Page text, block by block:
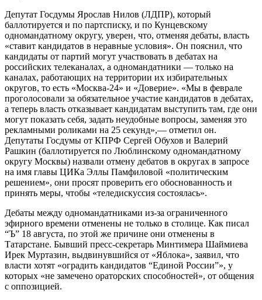
Депутат Госдумы Ярослав Нилов (ЛДПР), который
баллотируется и по партсписку, и по Кунцевскому
одномандатному округу, уверен, что, отменяя дебаты, власть
«ставит кандидатов в неравные условия». Он пояснил, что
кандидаты от партий могут участвовать в дебатах на
российских телеканалах, а одномандатники — только на
каналах, работающих на территории их избирательных
округов, то есть «Москва-24» и «Доверие». «Мы в феврале
проголосовали за обязательное участие кандидатов в дебатах,
а теперь власть отказывает кандидатам выступить там, где они
могут показать себя, задать неудобные вопросы, заменяя это
рекламными роликами на 25 секунд»,— отметил он.
Депутаты Госдумы от КПРФ Сергей Обухов и Валерий
Рашкин (баллотируется по Люблинскому одномандатному
округу Москвы) назвали отмену дебатов в округах в запросе
на имя главы ЦИКа Эллы Памфиловой «политическим
решением», они просят проверить его обоснованность и
принять меры, чтобы «теледискуссия состоялась».
Дебаты между одномандатниками из-за ограниченного
эфирного времени отменены не только в столице. Как писал
“Ъ” 18 августа, по этой же причине они отменены в
Татарстане. Бывший пресс-секретарь Минтимера Шаймиева
Ирек Муртазин, выдвинувшийся от «Яблока», заявил, что
власти хотят «оградить кандидатов “Единой России”», у
которых «не замечено ораторских способностей», от общения
с оппозицией.